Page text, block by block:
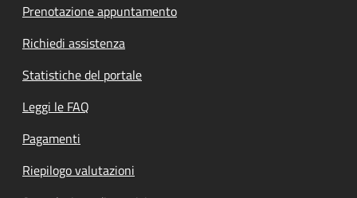
Prenotazione appuntamento
Richiedi assistenza
Statistiche del portale
Leggi le FAQ
Pagamenti
Riepilogo valutazioni